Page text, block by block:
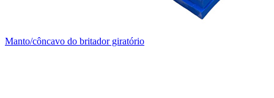
Manto/côncavo do britador giratório